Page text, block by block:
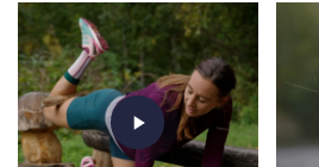
play_arrow